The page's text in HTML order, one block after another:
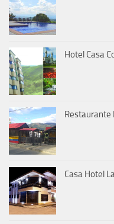
Hotel Casa
Restaurante
Casa Hotel